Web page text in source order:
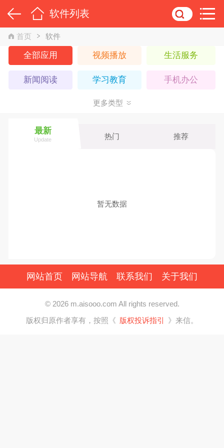
软件列表
首页 软件
全部应用 视频播放 生活服务
新闻阅读 学习教育 手机办公
丽人母婴
旅游出行
更多类型
最新
Update 热门 推荐
暂无数据
网站首页 网站导航 联系我们 关于我们
© 2026 m.aisooo.com All rights reserved.
版权归原作者享有，按照《 版权投诉指引 》来信。